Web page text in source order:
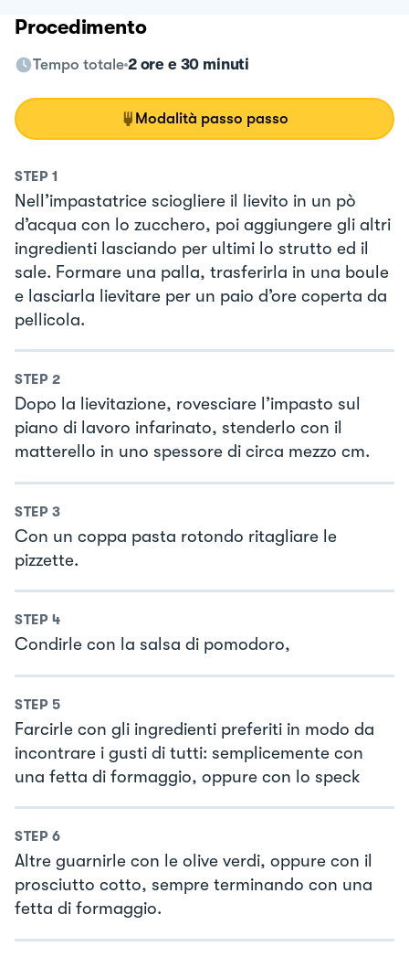
Procedimento
Tempo totale 2 ore e 30 minuti
Modalità passo passo
STEP 1
Nell’impastatrice sciogliere il lievito in un pò
d’acqua con lo zucchero, poi aggiungere gli altri
ingredienti lasciando per ultimi lo strutto ed il
sale. Formare una palla, trasferirla in una boule
e lasciarla lievitare per un paio d’ore coperta da
pellicola.
STEP 2
Dopo la lievitazione, rovesciare l’impasto sul
piano di lavoro infarinato, stenderlo con il
matterello in uno spessore di circa mezzo cm.
STEP 3
Con un coppa pasta rotondo ritagliare le
pizzette.
STEP 4
Condirle con la salsa di pomodoro,
STEP 5
Farcirle con gli ingredienti preferiti in modo da
incontrare i gusti di tutti: semplicemente con
una fetta di formaggio, oppure con lo speck
STEP 6
Altre guarnirle con le olive verdi, oppure con il
prosciutto cotto, sempre terminando con una
fetta di formaggio.